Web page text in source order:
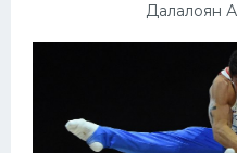
Далалоян